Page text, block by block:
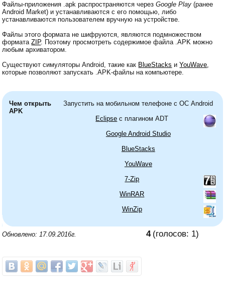
Файлы-приложения .apk распространяются черезGoogle Play (ранее
Android Market) и устанавливаются с его помощью, либо
устанавливаются пользователем вручную на устройстве.
Файлы этого формата не шифруются, являются подмножеством
форматаZIP. Поэтому просмотреть содержимое файла .APK можно
любым архиватором.
Существуют симуляторы Android, такие как BlueStacks иYouWave,
которые позволяют запускать .APK-файлы на компьютере.
Чем открыть
APK
Запустить на мобильном телефоне с ОС Android
Eclipse с плагином ADT
Google Android Studio
BlueStacks
YouWave
7-Zip
WinRAR
WinZip
Обновлено: 17.09.2016г. 4 (голосов: 1)